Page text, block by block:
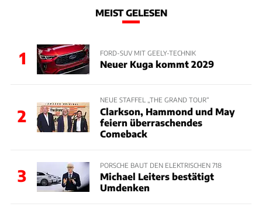
MEIST GELESEN
1 FORD-SUV MIT GEELY-TECHNIK
Neuer Kuga kommt 2029
2
NEUE STAFFEL „THE GRAND TOUR“
Clarkson, Hammond und May
feiern überraschendes
Comeback
3
PORSCHE BAUT DEN ELEKTRISCHEN 718
Michael Leiters bestätigt
Umdenken